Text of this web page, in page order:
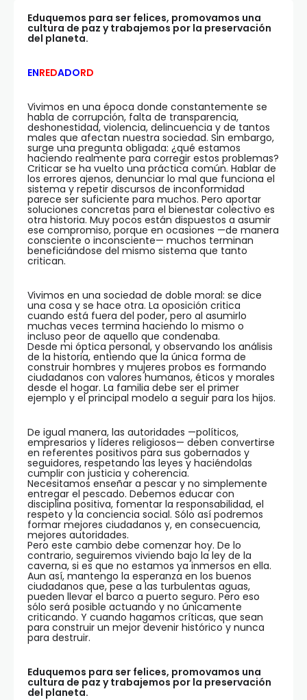
Eduquemos para ser felices, promovamos una
cultura de paz y trabajemos por la preservación
del planeta.
ENREDADORD
Vivimos en una época donde constantemente se
habla de corrupción, falta de transparencia,
deshonestidad, violencia, delincuencia y de tantos
males que afectan nuestra sociedad. Sin embargo,
surge una pregunta obligada: ¿qué estamos
haciendo realmente para corregir estos problemas?
Criticar se ha vuelto una práctica común. Hablar de
los errores ajenos, denunciar lo mal que funciona el
sistema y repetir discursos de inconformidad
parece ser suficiente para muchos. Pero aportar
soluciones concretas para el bienestar colectivo es
otra historia. Muy pocos están dispuestos a asumir
ese compromiso, porque en ocasiones —de manera
consciente o inconsciente— muchos terminan
beneficiándose del mismo sistema que tanto
critican.
Vivimos en una sociedad de doble moral: se dice
una cosa y se hace otra. La oposición critica
cuando está fuera del poder, pero al asumirlo
muchas veces termina haciendo lo mismo o
incluso peor de aquello que condenaba.
Desde mi óptica personal, y observando los análisis
de la historia, entiendo que la única forma de
construir hombres y mujeres probos es formando
ciudadanos con valores humanos, éticos y morales
desde el hogar. La familia debe ser el primer
ejemplo y el principal modelo a seguir para los hijos.
De igual manera, las autoridades —políticos,
empresarios y líderes religiosos— deben convertirse
en referentes positivos para sus gobernados y
seguidores, respetando las leyes y haciéndolas
cumplir con justicia y coherencia.
Necesitamos enseñar a pescar y no simplemente
entregar el pescado. Debemos educar con
disciplina positiva, fomentar la responsabilidad, el
respeto y la conciencia social. Sólo así podremos
formar mejores ciudadanos y, en consecuencia,
mejores autoridades.
Pero este cambio debe comenzar hoy. De lo
contrario, seguiremos viviendo bajo la ley de la
caverna, si es que no estamos ya inmersos en ella.
Aun así, mantengo la esperanza en los buenos
ciudadanos que, pese a las turbulentas aguas,
pueden llevar el barco a puerto seguro. Pero eso
sólo será posible actuando y no únicamente
criticando. Y cuando hagamos críticas, que sean
para construir un mejor devenir histórico y nunca
para destruir.
Eduquemos para ser felices, promovamos una
cultura de paz y trabajemos por la preservación
del planeta.